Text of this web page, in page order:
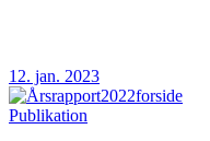
12. jan. 2023
Publikation